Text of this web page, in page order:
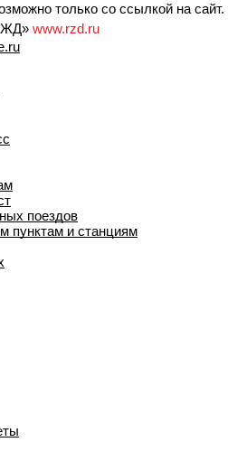
только со ссылкой на сайт.
www.rzd.ru
поездов
пунктам и станциям